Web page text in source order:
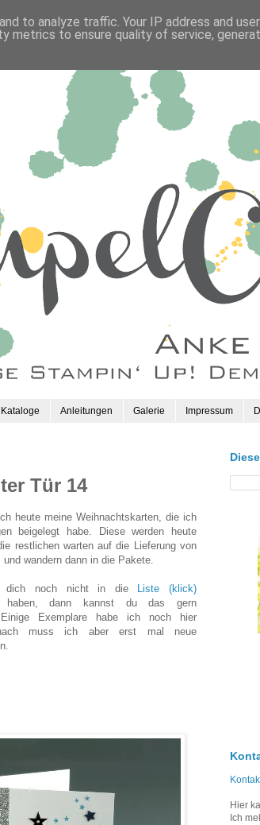
Kataloge Anleitungen Galerie Impressum
Tür 14
heute meine Weihnachtskarten, die ich
beigelegt habe. Diese werden heute
restlichen warten auf die Lieferung von
wandern dann in die Pakete.
dich noch nicht in die Liste (klick)
haben, dann kannst du das gern
Einige Exemplare habe ich noch hier
muss ich aber erst mal neue
Hier
Ich
to analyze traffic. Your IP address and
metrics to ensure quality of service,